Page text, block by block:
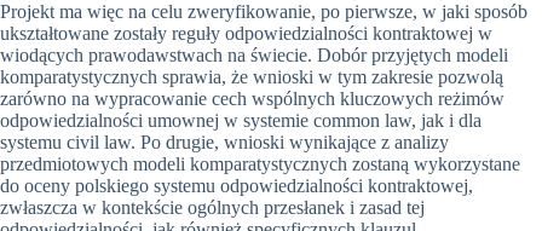
Projekt ma więc na celu zweryfikowanie, po pierwsze, w jaki sposób
ukształtowane zostały reguły odpowiedzialności kontraktowej w
wiodących prawodawstwach na świecie. Dobór przyjętych modeli
komparatystycznych sprawia, że wnioski w tym zakresie pozwolą
zarówno na wypracowanie cech wspólnych kluczowych reżimów
odpowiedzialności umownej w systemie common law, jak i dla
systemu civil law. Po drugie, wnioski wynikające z analizy
przedmiotowych modeli komparatystycznych zostaną wykorzystane
do oceny polskiego systemu odpowiedzialności kontraktowej,
zwłaszcza w kontekście ogólnych przesłanek i zasad tej